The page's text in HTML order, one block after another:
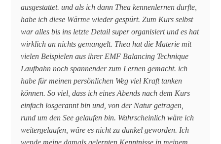
ausgestattet. und als ich dann Thea kennenlernen durfte,
habe ich diese Wärme wieder gespürt. Zum Kurs selbst
war alles bis ins letzte Detail super organisiert und es hat
wirklich an nichts gemangelt. Thea hat die Materie mit
vielen Beispielen aus ihrer EMF Balancing Technique
Laufbahn noch spannender zum Lernen gemacht. ich
habe für meinen persönlichen Weg viel Kraft tanken
können. So viel, dass ich eines Abends nach dem Kurs
einfach losgerannt bin und, von der Natur getragen,
rund um den See gelaufen bin. Wahrscheinlich wäre ich
weitergelaufen, wäre es nicht zu dunkel geworden. Ich